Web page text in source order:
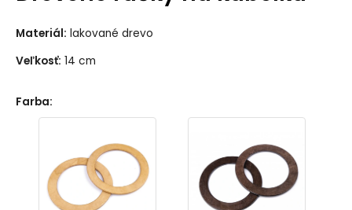
Materiál: lakované drevo
Veľkosť: 14 cm
Farba: